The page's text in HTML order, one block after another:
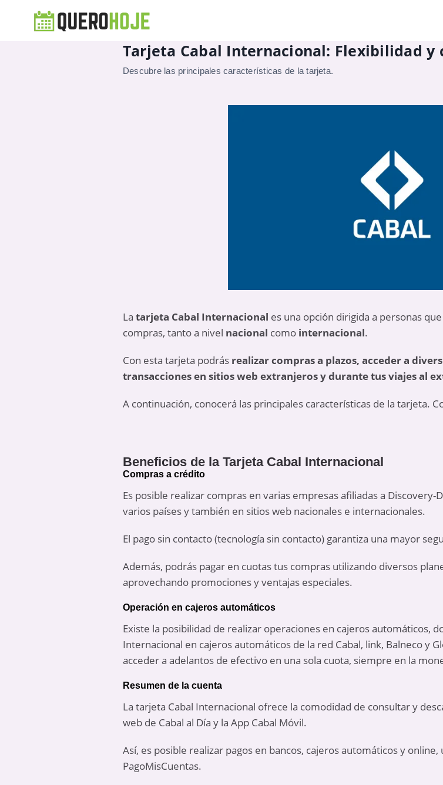
Tarjeta Cabal Internacional: Flexibilidad
Descubre las principales características de la tarjeta.
La tarjeta Cabal Internacional es una opción dirigida a personas
compras, tanto a nivel nacional como internacional.
Con esta tarjeta podrás realizar compras a plazos, acceder a
transacciones en sitios web extranjerosy durante tus viajes al
A continuación, conocerá las principales características de la tarjeta.
Beneficios de la Tarjeta Cabal Internacional
Compras a crédito
Es posible realizar compras en varias empresas afiliadas a
varios países y también en sitios web nacionales e internacionales.
El pago sin contacto (tecnología sin contacto) garantiza una mayor
Además, podrás pagar en cuotas tus compras utilizando diversos
aprovechando promociones y ventajas especiales.
Operación en cajeros automáticos
Existe la posibilidad de realizar operaciones en cajeros automáticos,
Internacional en cajeros automáticos de la red Cabal, link, Balneco y
acceder a adelantos de efectivo en una sola cuota, siempre en la
Resumen de la cuenta
La tarjeta Cabal Internacional ofrece la comodidad de consultar y
web de Cabal al Día y la App Cabal Móvil.
Así, es posible realizar pagos en bancos, cajeros automáticos y
PagoMisCuentas.